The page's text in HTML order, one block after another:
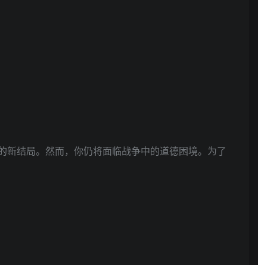
结局。然而，你仍将面临战争中的道德困境。为了